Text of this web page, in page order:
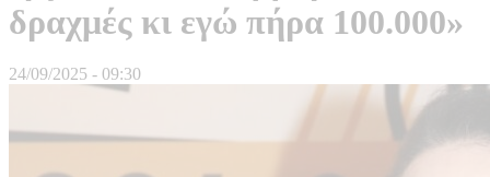
δραχμές κι εγώ πήρα 100.000»
24/09/2025 - 09:30